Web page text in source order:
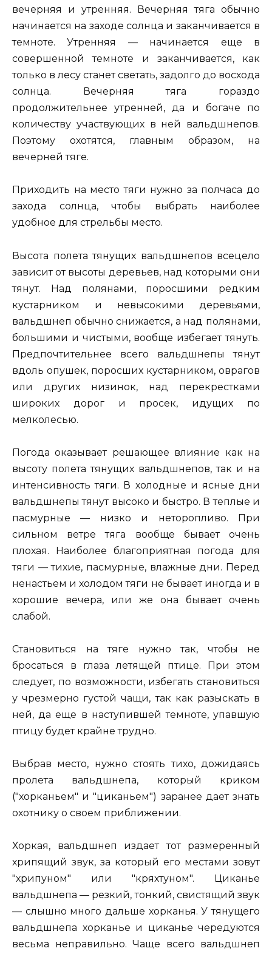
вечерняя и утренняя. Вечерняя тяга обычно
начинается на заходе солнца и заканчивается в
темноте. Утренняя — начинается еще в
совершенной темноте и заканчивается, как
только в лесу станет светать, задолго до восхода
солнца. Вечерняя тяга гораздо
продолжительнее утренней, да и богаче по
количеству участвующих в ней вальдшнепов.
Поэтому охотятся, главным образом, на
вечерней тяге.
Приходить на место тяги нужно за полчаса до
захода солнца, чтобы выбрать наиболее
удобное для стрельбы место.
Высота полета тянущих вальдшнепов всецело
зависит от высоты деревьев, над которыми они
тянут. Над полянами, поросшими редким
кустарником и невысокими деревьями,
вальдшнеп обычно снижается, а над полянами,
большими и чистыми, вообще избегает тянуть.
Предпочтительнее всего вальдшнепы тянут
вдоль опушек, поросших кустарником, оврагов
или других низинок, над перекрестками
широких дорог и просек, идущих по
мелколесью.
Погода оказывает решающее влияние как на
высоту полета тянущих вальдшнепов, так и на
интенсивность тяги. В холодные и ясные дни
вальдшнепы тянут высоко и быстро. В теплые и
пасмурные — низко и неторопливо. При
сильном ветре тяга вообще бывает очень
плохая. Наиболее благоприятная погода для
тяги — тихие, пасмурные, влажные дни. Перед
ненастьем и холодом тяги не бывает иногда и в
хорошие вечера, или же она бывает очень
слабой.
Становиться на тяге нужно так, чтобы не
бросаться в глаза летящей птице. При этом
следует, по возможности, избегать становиться
у чрезмерно густой чащи, так как разыскать в
ней, да еще в наступившей темноте, упавшую
птицу будет крайне трудно.
Выбрав место, нужно стоять тихо, дожидаясь
пролета вальдшнепа, который криком
("хорканьем" и "циканьем") заранее дает знать
охотнику о своем приближении.
Хоркая, вальдшнеп издает тот размеренный
хрипящий звук, за который его местами зовут
"хрипуном" или "кряхтуном". Циканье
вальдшнепа — резкий, тонкий, свистящий звук
— слышно много дальше хорканья. У тянущего
вальдшнепа хорканье и циканье чередуются
весьма неправильно. Чаще всего вальдшнеп